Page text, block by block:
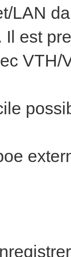
LAN
Il est
VTH/